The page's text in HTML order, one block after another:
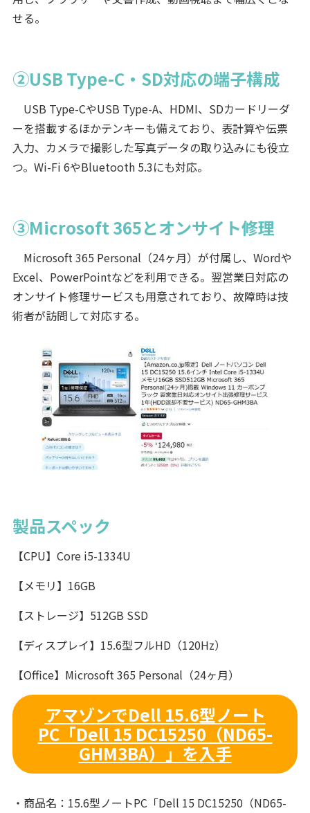
せる。
②USB Type-C・SD対応の端子構成
USB Type-CやUSB Type-A、HDMI、SDカードリーダ
ーを搭載するほかテンキーも備えており、表計算や伝票
入力、カメラで撮影した写真データの取り込みにも役立
つ。Wi-Fi 6やBluetooth 5.3にも対応。
③Microsoft 365とオンサイト修理
Microsoft 365 Personal（24ヶ月）が付属し、Wordや
Excel、PowerPointなどを利用できる。翌営業日対応の
オンサイト修理サービスも用意されており、故障時は技
術者が訪問して対応する。
製品スペック
【CPU】Core i5-1334U
【メモリ】16GB
【ストレージ】512GB SSD
【ディスプレイ】15.6型フルHD（120Hz）
【Office】Microsoft 365 Personal（24ヶ月）
アマゾンでDell 15.6型ノート
PC「Dell 15 DC15250（ND65-
GHM3BA）」を入手
・商品名：15.6型ノートPC「Dell 15 DC15250（ND65-